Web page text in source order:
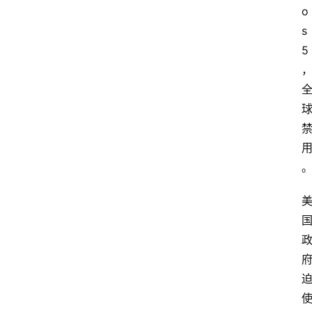
o
s
5
，
全
球
禁
用
。
美
国
政
府
迫
使